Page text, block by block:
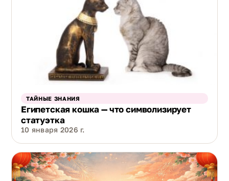
ТАЙНЫЕ ЗНАНИЯ
Египетская кошка — что символизирует
статуэтка
10 января 2026 г.